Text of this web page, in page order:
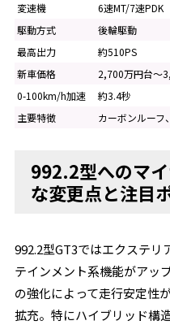
変速機
6速MT/7速PDK
駆動方式
後輪駆動
最高出力
約510PS
新車価格
2,700万円台～
0-100km/h加速
約3.4秒
主要特徴
カーボンルーフ
992.2型へのマ
な変更点と注目
992.2型GT3ではエクステ
テインメント系機能がアッ
の強化によって走行安定性
拡充。特にハイブリッド構